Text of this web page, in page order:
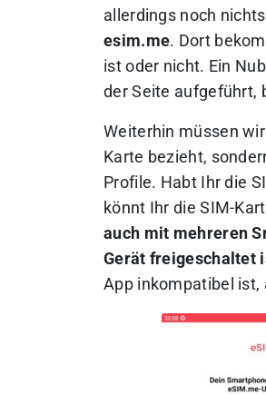
allerdings noch
esim.me. Dort
ist oder nicht. Ein
der Seite aufgeführt,
Weiterhin müssen
Karte bezieht,
Profile. Habt Ihr die
könnt Ihr die SIM-
auch mit mehreren
Gerät freigeschaltet
App inkompatibel ist,